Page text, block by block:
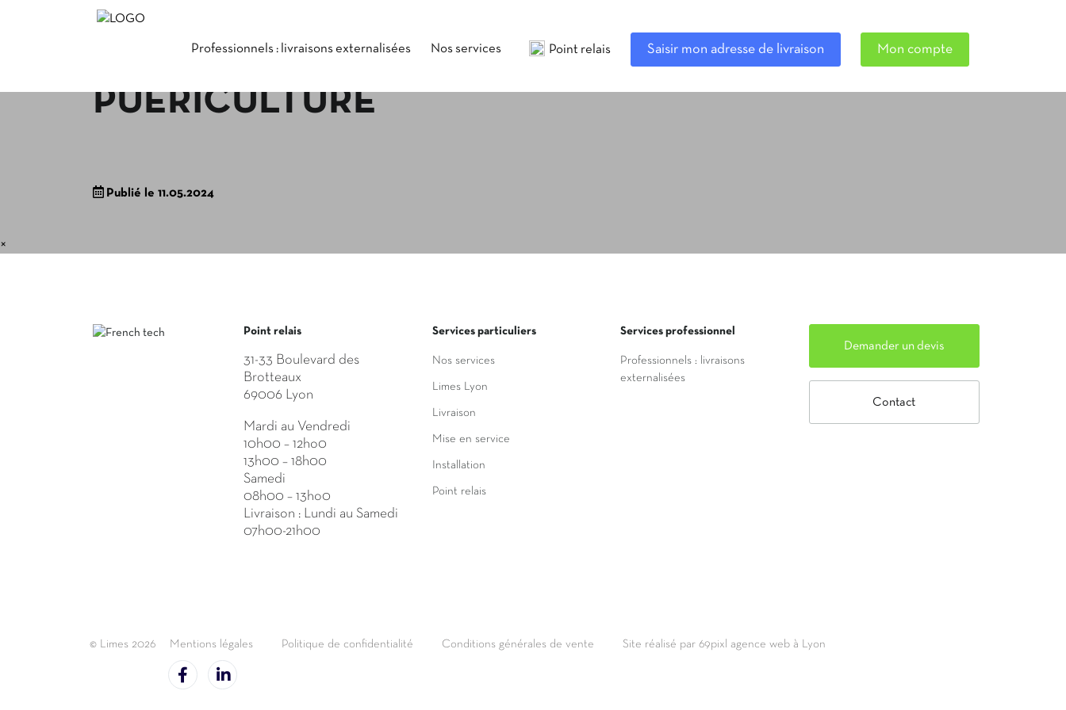
Professionnels : livraisons externalisées Nos services Point relais Saisir mon adresse de livraison Mon compte
PUÉRICULTURE
Publié le 11.05.2024
×
Point relais
31-33 Boulevard des
Brotteaux
69006 Lyon
Mardi au Vendredi
10h00 – 12ho0
13h00 – 18h00
Samedi
08h00 – 13ho0
Livraison : Lundi au Samedi
07h00-21h00
Services particuliers
Nos services
Limes Lyon
Livraison
Mise en service
Installation
Point relais
Services professionnel
Professionnels : livraisons
externalisées
Demander un devis
Contact
© Limes 2026 Mentions légales Politique de confidentialité Conditions générales de vente Site réalisé par 69pixl agence web à Lyon